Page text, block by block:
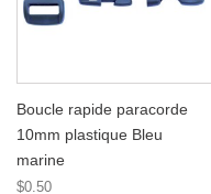
Boucle rapide paracorde
10mm plastique Bleu
marine
$0.50